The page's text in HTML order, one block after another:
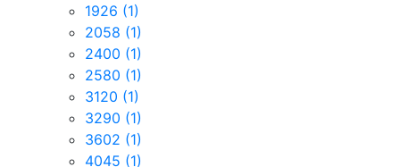
1926 (1)
2058 (1)
2400 (1)
2580 (1)
3120 (1)
3290 (1)
3602 (1)
4045 (1)